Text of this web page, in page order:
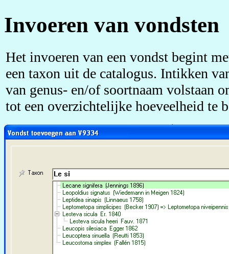
Invoeren van vondsten
Het invoeren van een vondst begint
een taxon uit de catalogus. Intikken
van genus- en/of soortnaam volstaan
tot een overzichtelijke hoeveelheid te